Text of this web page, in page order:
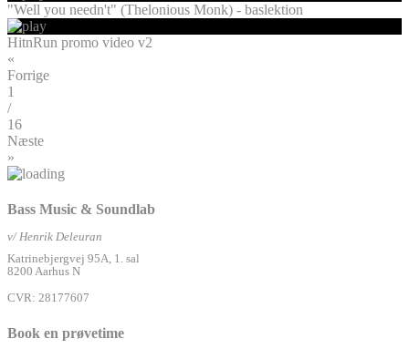
"Well you needn't" (Thelonious Monk) - baslektion
HitnRun promo video v2
«
Forrige
1
/
16
Næste
»
Bass Music & Soundlab
v/ Henrik Deleuran
Katrinebjergvej 95A, 1. sal
8200 Aarhus N
CVR: 28177607
Book en prøvetime